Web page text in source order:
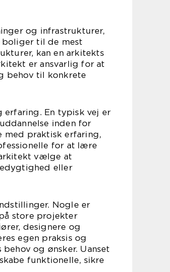
og infrastrukturer,
boliger til de mest
kan en arkitekts
er ansvarlig for at
behov til konkrete
En typisk vej er
inden for
med praktisk erfaring,
for at lære
vælge at
eller
Nogle er
store projekter
designere og
egen praksis og
og ønsker. Uanset
funktionelle, sikre